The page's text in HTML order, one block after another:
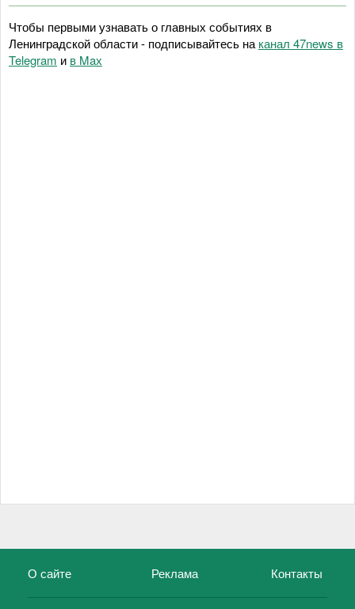
Чтобы первыми узнавать о главных событиях в
Ленинградской области - подписывайтесь на канал 47news в
Telegram и в Maх
О сайте Реклама Контакты